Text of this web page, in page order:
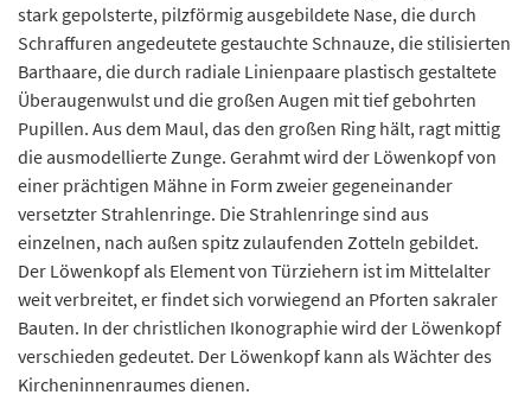
stark gepolsterte, pilzförmig ausgebildete Nase, die durch
Schraffuren angedeutete gestauchte Schnauze, die stilisierten
Barthaare, die durch radiale Linienpaare plastisch gestaltete
Überaugenwulst und die großen Augen mit tief gebohrten
Pupillen. Aus dem Maul, das den großen Ring hält, ragt mittig
die ausmodellierte Zunge. Gerahmt wird der Löwenkopf von
einer prächtigen Mähne in Form zweier gegeneinander
versetzter Strahlenringe. Die Strahlenringe sind aus
einzelnen, nach außen spitz zulaufenden Zotteln gebildet.
Der Löwenkopf als Element von Türziehern ist im Mittelalter
weit verbreitet, er findet sich vorwiegend an Pforten sakraler
Bauten. In der christlichen Ikonographie wird der Löwenkopf
verschieden gedeutet. Der Löwenkopf kann als Wächter des
Kircheninnenraumes dienen.